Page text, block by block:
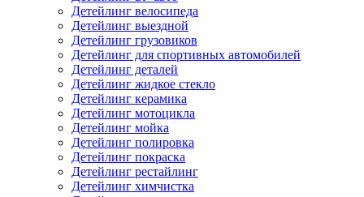
Детейлинг велосипеда
Детейлинг выездной
Детейлинг грузовиков
Детейлинг для спортивных автомобилей
Детейлинг деталей
Детейлинг жидкое стекло
Детейлинг керамика
Детейлинг мотоцикла
Детейлинг мойка
Детейлинг полировка
Детейлинг покраска
Детейлинг рестайлинг
Детейлинг химчистка